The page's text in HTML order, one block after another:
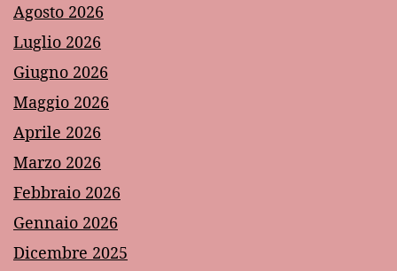
Agosto 2026
Luglio 2026
Giugno 2026
Maggio 2026
Aprile 2026
Marzo 2026
Febbraio 2026
Gennaio 2026
Dicembre 2025